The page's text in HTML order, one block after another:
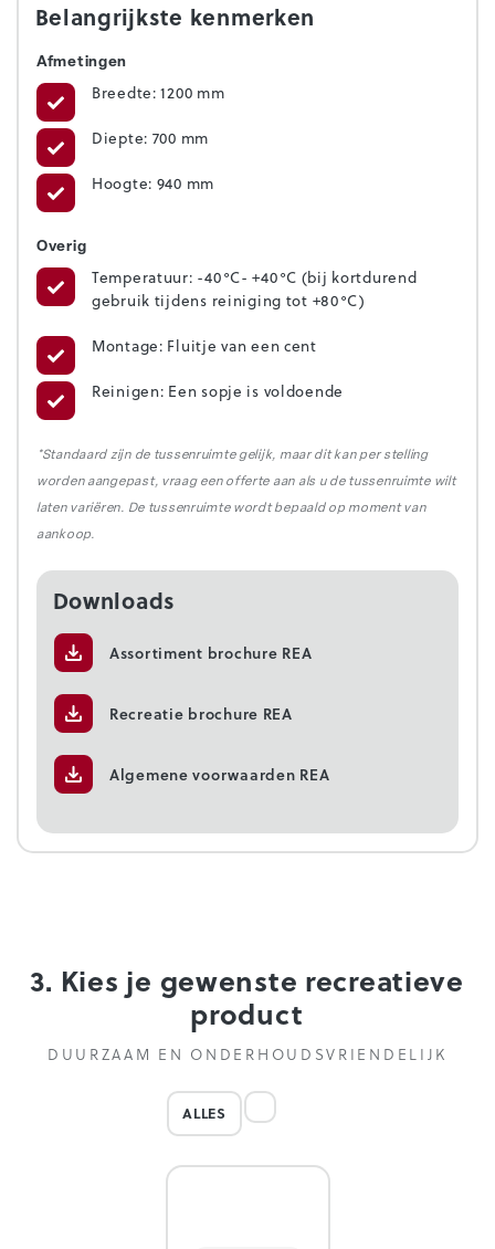
Belangrijkste kenmerken
Afmetingen
Breedte: 1200 mm
Diepte: 700 mm
Hoogte: 940 mm
Overig
Temperatuur: -40°C- +40°C (bij kortdurend
gebruik tijdens reiniging tot +80°C)
Montage: Fluitje van een cent
Reinigen: Een sopje is voldoende
*Standaard zijn de tussenruimte gelijk, maar dit kan per stelling
worden aangepast, vraag een offerte aan als u de tussenruimte wilt
laten variëren. De tussenruimte wordt bepaald op moment van
aankoop.
Downloads
Assortiment brochure REA
Recreatie brochure REA
Algemene voorwaarden REA
3. Kies je gewenste recreatieve
product
DUURZAAM EN ONDERHOUDSVRIENDELIJK
ALLES